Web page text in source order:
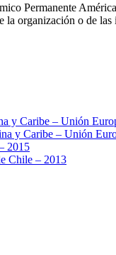
Permanente
la organización o de las
y Caribe – Unión
y Caribe – Unión
2015
Chile – 2013